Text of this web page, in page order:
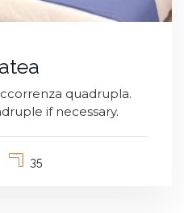
quadrupla.
if necessary.
35